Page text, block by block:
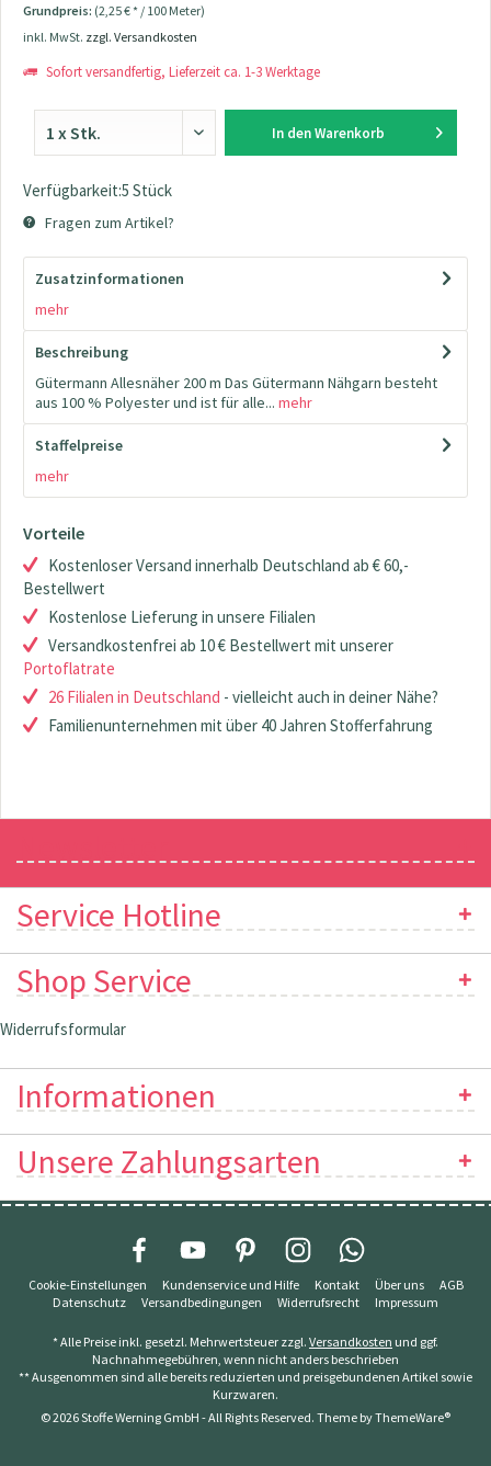
Grundpreis: (2,25 € * / 100 Meter)
inkl. MwSt. zzgl. Versandkosten
Sofort versandfertig, Lieferzeit ca. 1-3 Werktage
In den Warenkorb
Verfügbarkeit:5 Stück
Fragen zum Artikel?
Zusatzinformationen
mehr
Beschreibung
Gütermann Allesnäher 200 m Das Gütermann Nähgarn besteht
aus 100 % Polyester und ist für alle... mehr
Staffelpreise
mehr
Vorteile
Kostenloser Versand innerhalb Deutschland ab € 60,-
Bestellwert
Kostenlose Lieferung in unsere Filialen
Versandkostenfrei ab 10 € Bestellwert mit unserer
Portoflatrate
26 Filialen in Deutschland - vielleicht auch in deiner Nähe?
Familienunternehmen mit über 40 Jahren Stofferfahrung
Service Hotline
Shop Service
Widerrufsformular
Informationen
Unsere Zahlungsarten
Cookie-Einstellungen Kundenservice und Hilfe Kontakt Über uns
AGB
Datenschutz
Versandbedingungen Widerrufsrecht Impressum
* Alle Preise inkl. gesetzl. Mehrwertsteuer zzgl. Versandkosten und ggf.
Nachnahmegebühren, wenn nicht anders beschrieben
** Ausgenommen sind alle bereits reduzierten und preisgebundenen Artikel sowie
Kurzwaren.
© 2026 Stoffe Werning GmbH - All Rights Reserved. Theme byThemeWare®